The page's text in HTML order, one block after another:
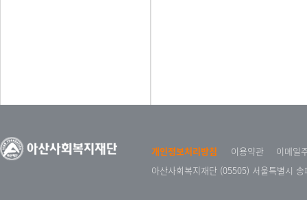
개인정보처리방침 이용약관
이메일
아산사회복지재단 (05505) 서울특별시